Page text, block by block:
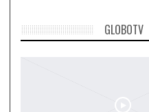
GLOBOTV